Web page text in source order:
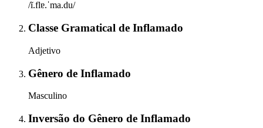
/ĩ.flɐ.ˈma.du/
Classe Gramatical de Inflamado
Adjetivo
Gênero de Inflamado
Masculino
Inversão do Gênero de Inflamado